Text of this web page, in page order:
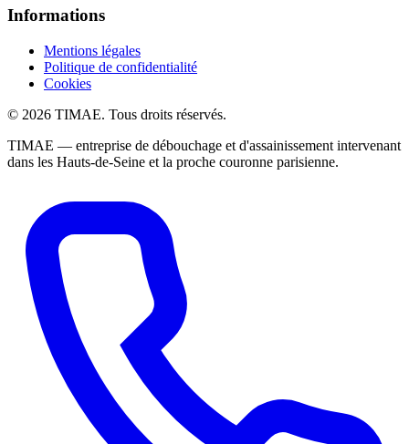
Informations
Mentions légales
Politique de confidentialité
Cookies
© 2026 TIMAE. Tous droits réservés.
TIMAE — entreprise de débouchage et d'assainissement intervenant
dans les Hauts-de-Seine et la proche couronne parisienne.